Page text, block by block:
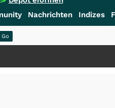
Nachrichten Indizes